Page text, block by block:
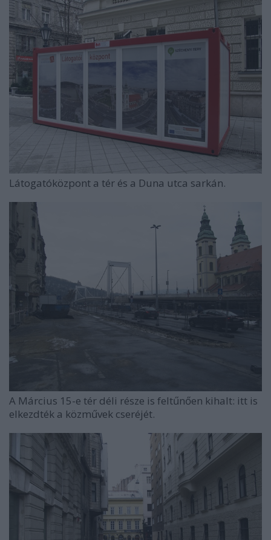
Látogatóközpont a tér és a Duna utca sarkán.
A Március 15-e tér déli része is feltűnően kihalt: itt is
elkezdték a közművek cseréjét.